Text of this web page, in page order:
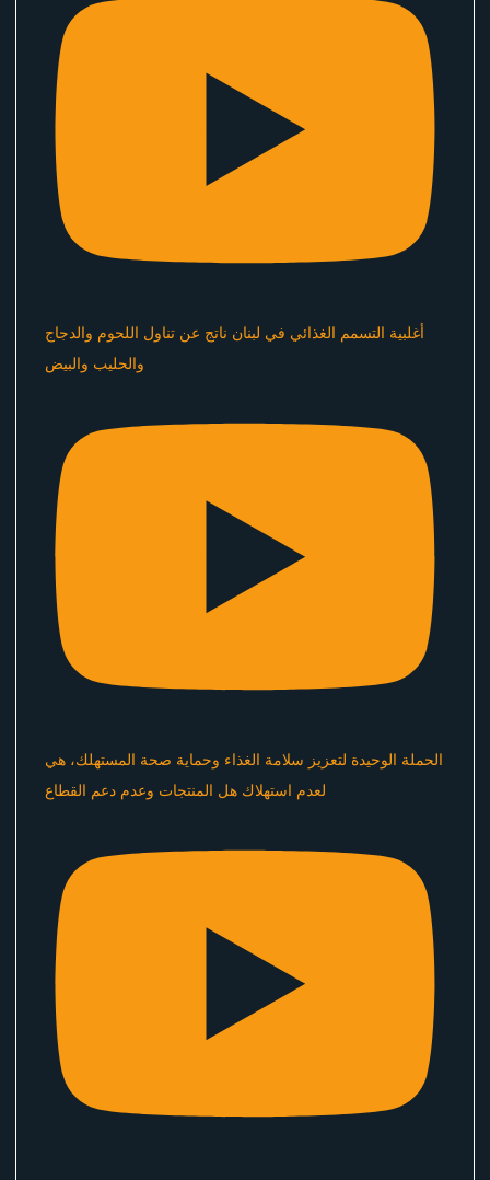
أغلبية التسمم الغذائي في لبنان ناتج عن تناول اللحوم والدجاج
والحليب والبيض
الحملة الوحيدة لتعزيز سلامة الغذاء وحماية صحة المستهلك، هي
لعدم استهلاك هل المنتجات وعدم دعم القطاع